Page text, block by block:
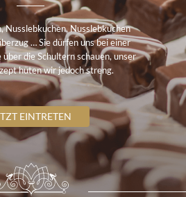
Nusslebkuchen, Nusslebkuchen
… Sie dürfen uns bei einer
die Schultern schauen, unser
hüten wir jedoch streng.
EINTRETEN